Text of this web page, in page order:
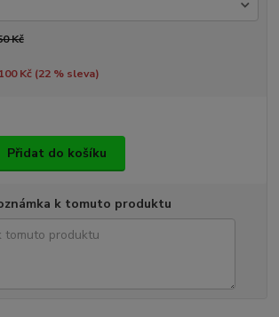
Kč
100 Kč (22% sleva)
Přidat do košíku
k tomuto produktu